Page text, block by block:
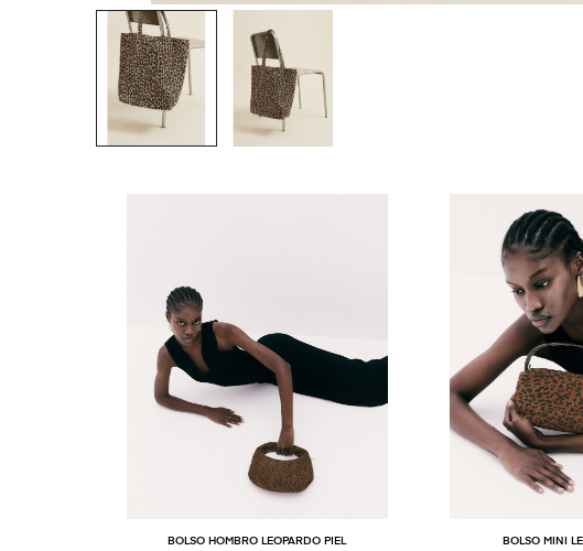
BOLSO HOMBRO LEOPARDO PIEL BOLSO MINI